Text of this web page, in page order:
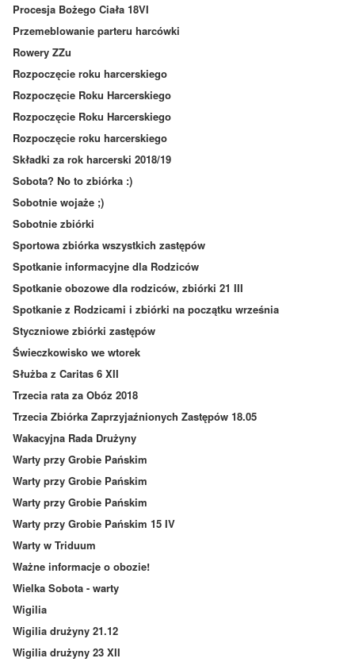
Procesja Bożego Ciała 18VI
Przemeblowanie parteru harcówki
Rowery ZZu
Rozpoczęcie roku harcerskiego
Rozpoczęcie Roku Harcerskiego
Rozpoczęcie Roku Harcerskiego
Rozpoczęcie roku harcerskiego
Składki za rok harcerski 2018/19
Sobota? No to zbiórka :)
Sobotnie wojaże ;)
Sobotnie zbiórki
Sportowa zbiórka wszystkich zastępów
Spotkanie informacyjne dla Rodziców
Spotkanie obozowe dla rodziców, zbiórki 21 III
Spotkanie z Rodzicami i zbiórki na początku września
Styczniowe zbiórki zastępów
Świeczkowisko we wtorek
Służba z Caritas 6 XII
Trzecia rata za Obóz 2018
Trzecia Zbiórka Zaprzyjaźnionych Zastępów 18.05
Wakacyjna Rada Drużyny
Warty przy Grobie Pańskim
Warty przy Grobie Pańskim
Warty przy Grobie Pańskim
Warty przy Grobie Pańskim 15 IV
Warty w Triduum
Ważne informacje o obozie!
Wielka Sobota - warty
Wigilia
Wigilia drużyny 21.12
Wigilia drużyny 23 XII